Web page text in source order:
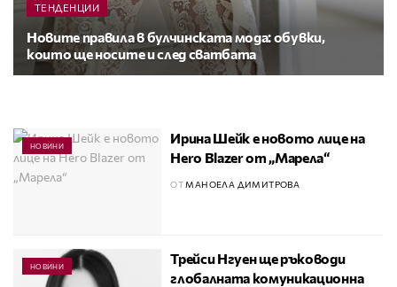
ТЕНДЕНЦИИ
Новите правила в булчинската мода: обувки,
които ще носите и след сватбата
НОВИНИ
Ирина Шейк е новото лице на
Hero Blazer от „Марела“
ОТ МАНОЕЛА ДИМИТРОВА
НОВИНИ
Трейси Нгуен ще ръководи
глобалната комуникационна